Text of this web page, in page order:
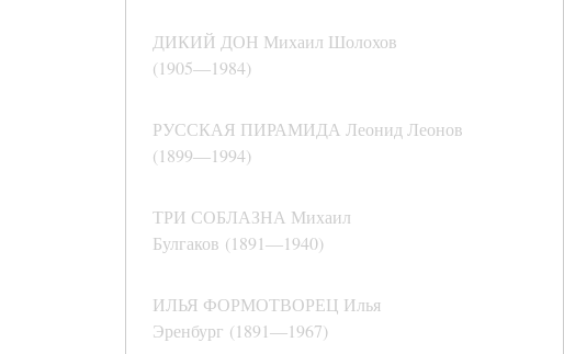
ДИКИЙ ДОН Михаил Шолохов
(1905―1984)
РУССКАЯ ПИРАМИДА Леонид Леонов
(1899―1994)
ТРИ СОБЛАЗНА Михаил
Булгаков (1891―1940)
ИЛЬЯ ФОРМОТВОРЕЦ Илья
Эренбург (1891―1967)